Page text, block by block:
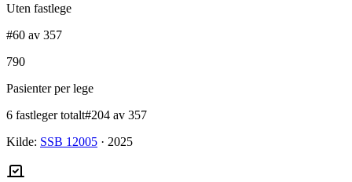
Uten fastlege
#60 av 357
790
Pasienter per lege
6 fastleger totalt#204 av 357
Kilde: SSB 12005 · 2025